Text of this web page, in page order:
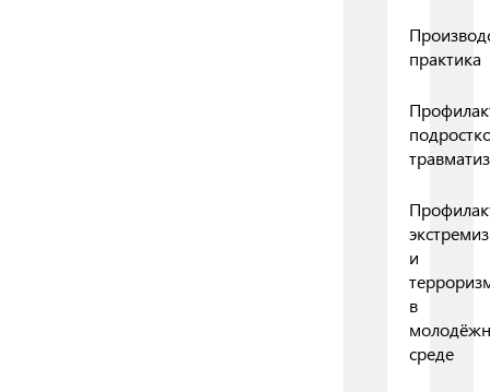
практика
и
в
среде